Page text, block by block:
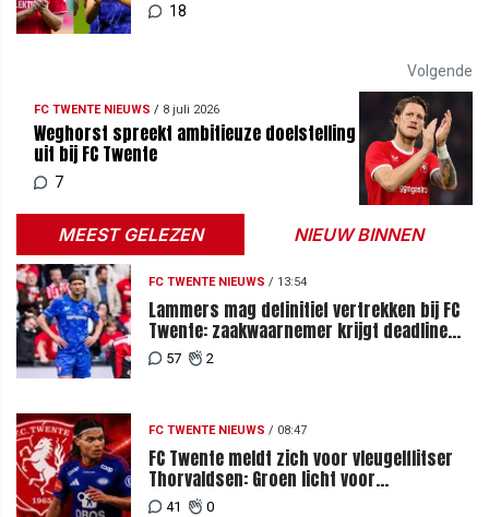
18
Volgende
FC TWENTE NIEUWS / 8 juli 2026
Weghorst spreekt ambitieuze doelstelling
uit bij FC Twente
7
MEEST GELEZEN NIEUW BINNEN
FC TWENTE NIEUWS / 13:54
Lammers mag definitief vertrekken bij FC
Twente: zaakwaarnemer krijgt deadline
vanwege komst vervanger
57 2
FC TWENTE NIEUWS / 08:47
FC Twente meldt zich voor vleugelflitser
Thorvaldsen: Groen licht voor
miljoenenbod
41 0